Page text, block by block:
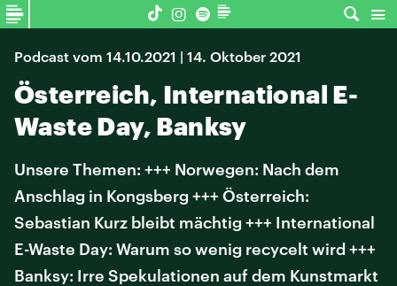
Podcast vom 14.10.2021 | 14. Oktober 2021
Österreich, International E-
Waste Day, Banksy
Unsere Themen: +++ Norwegen: Nach dem
Anschlag in Kongsberg +++ Österreich:
Sebastian Kurz bleibt mächtig +++ International
E-Waste Day: Warum so wenig recycelt wird +++
Banksy: Irre Spekulationen auf dem Kunstmarkt